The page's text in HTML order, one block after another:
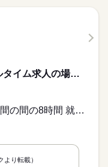
220,000円〜280,000円 ※フルタイム求人の場合は月額（換算額）、パート求人の場合は時間額を表示しています。
又は 6時30分〜20時00分の時間の間の8時間 就業時間に関する特記事項 シフト制
より転載）